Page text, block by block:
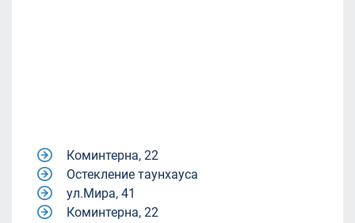
Коминтерна, 22
Остекление таунхауса
ул.Мира, 41
Коминтерна, 22